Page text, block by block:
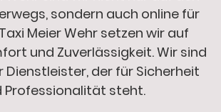
sondern auch online für
Meier Wehr setzen wir auf
und Zuverlässigkeit. Wir sind
Dienstleister, der für Sicherheit
Professionalität steht.